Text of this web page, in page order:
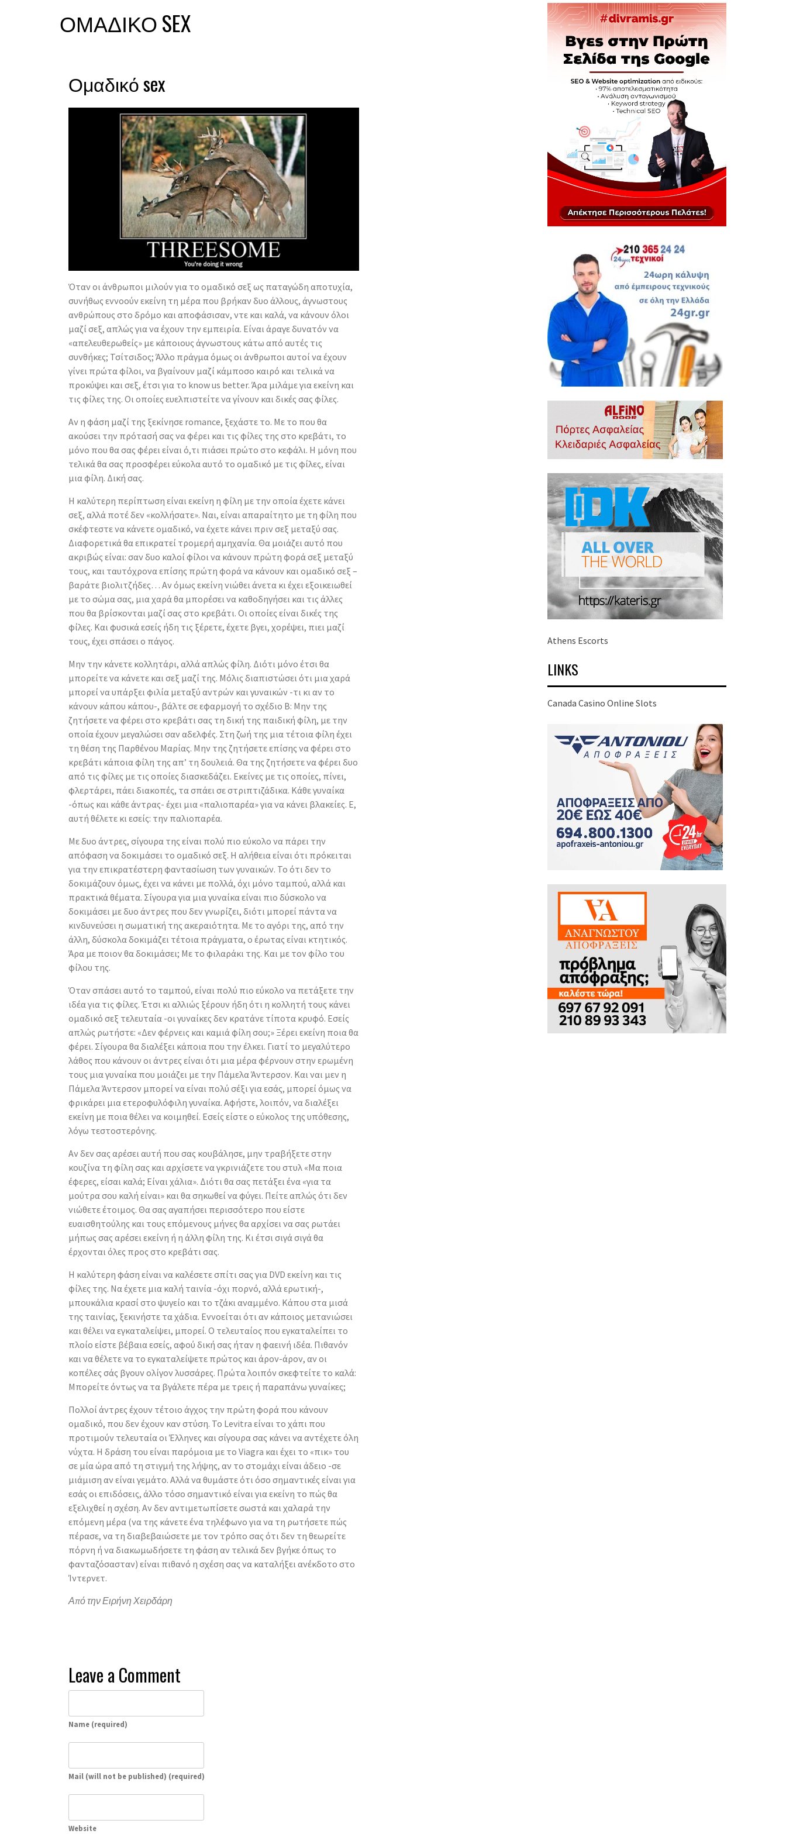
ΟΜΑΔΙΚΌ SEX
Ομαδικό sex
Όταν οι άνθρωποι μιλούν για το ομαδικό σεξ ως παταγώδη αποτυχία,
συνήθως εννοούν εκείνη τη μέρα που βρήκαν δυο άλλους, άγνωστους
ανθρώπους στο δρόμο και αποφάσισαν, ντε και καλά, να κάνουν όλοι
μαζί σεξ, απλώς για να έχουν την εμπειρία. Είναι άραγε δυνατόν να
«απελευθερωθείς» με κάποιους άγνωστους κάτω από αυτές τις
συνθήκες; Τσίτσιδος; Άλλο πράγμα όμως οι άνθρωποι αυτοί να έχουν
γίνει πρώτα φίλοι, να βγαίνουν μαζί κάμποσο καιρό και τελικά να
προκύψει και σεξ, έτσι για το know us better. Άρα μιλάμε για εκείνη και
τις φίλες της. Οι οποίες ευελπιστείτε να γίνουν και δικές σας φίλες.
Αν η φάση μαζί της ξεκίνησε romance, ξεχάστε το. Με το που θα
ακούσει την πρότασή σας να φέρει και τις φίλες της στο κρεβάτι, το
μόνο που θα σας φέρει είναι ό,τι πιάσει πρώτο στο κεφάλι. Η μόνη που
τελικά θα σας προσφέρει εύκολα αυτό το ομαδικό με τις φίλες, είναι
μια φίλη. Δική σας.
Η καλύτερη περίπτωση είναι εκείνη η φίλη με την οποία έχετε κάνει
σεξ, αλλά ποτέ δεν «κολλήσατε». Ναι, είναι απαραίτητο με τη φίλη που
σκέφτεστε να κάνετε ομαδικό, να έχετε κάνει πριν σεξ μεταξύ σας.
Διαφορετικά θα επικρατεί τρομερή αμηχανία. Θα μοιάζει αυτό που
ακριβώς είναι: σαν δυο καλοί φίλοι να κάνουν πρώτη φορά σεξ μεταξύ
τους, και ταυτόχρονα επίσης πρώτη φορά να κάνουν και ομαδικό σεξ –
βαράτε βιολιτζήδες… Αν όμως εκείνη νιώθει άνετα κι έχει εξοικειωθεί
με το σώμα σας, μια χαρά θα μπορέσει να καθοδηγήσει και τις άλλες
που θα βρίσκονται μαζί σας στο κρεβάτι. Οι οποίες είναι δικές της
φίλες. Και φυσικά εσείς ήδη τις ξέρετε, έχετε βγει, χορέψει, πιει μαζί
τους, έχει σπάσει ο πάγος.
Μην την κάνετε κολλητάρι, αλλά απλώς φίλη. Διότι μόνο έτσι θα
μπορείτε να κάνετε και σεξ μαζί της. Μόλις διαπιστώσει ότι μια χαρά
μπορεί να υπάρξει φιλία μεταξύ αντρών και γυναικών -τι κι αν το
κάνουν κάπου κάπου-, βάλτε σε εφαρμογή το σχέδιο Β: Μην της
ζητήσετε να φέρει στο κρεβάτι σας τη δική της παιδική φίλη, με την
οποία έχουν μεγαλώσει σαν αδελφές. Στη ζωή της μια τέτοια φίλη έχει
τη θέση της Παρθένου Μαρίας. Μην της ζητήσετε επίσης να φέρει στο
κρεβάτι κάποια φίλη της απ’ τη δουλειά. Θα της ζητήσετε να φέρει δυο
από τις φίλες με τις οποίες διασκεδάζει. Εκείνες με τις οποίες, πίνει,
φλερτάρει, πάει διακοπές, τα σπάει σε στριπτιζάδικα. Κάθε γυναίκα
-όπως και κάθε άντρας- έχει μια «παλιοπαρέα» για να κάνει βλακείες. Ε,
αυτή θέλετε κι εσείς: την παλιοπαρέα.
Με δυο άντρες, σίγουρα της είναι πολύ πιο εύκολο να πάρει την
απόφαση να δοκιμάσει το ομαδικό σεξ. Η αλήθεια είναι ότι πρόκειται
για την επικρατέστερη φαντασίωση των γυναικών. Το ότι δεν το
δοκιμάζουν όμως, έχει να κάνει με πολλά, όχι μόνο ταμπού, αλλά και
πρακτικά θέματα. Σίγουρα για μια γυναίκα είναι πιο δύσκολο να
δοκιμάσει με δυο άντρες που δεν γνωρίζει, διότι μπορεί πάντα να
κινδυνεύσει η σωματική της ακεραιότητα. Με το αγόρι της, από την
άλλη, δύσκολα δοκιμάζει τέτοια πράγματα, ο έρωτας είναι κτητικός.
Άρα με ποιον θα δοκιμάσει; Με το φιλαράκι της. Και με τον φίλο του
φίλου της.
Όταν σπάσει αυτό το ταμπού, είναι πολύ πιο εύκολο να πετάξετε την
ιδέα για τις φίλες. Έτσι κι αλλιώς ξέρουν ήδη ότι η κολλητή τους κάνει
ομαδικό σεξ τελευταία -οι γυναίκες δεν κρατάνε τίποτα κρυφό. Εσείς
απλώς ρωτήστε: «Δεν φέρνεις και καμιά φίλη σου;» Ξέρει εκείνη ποια θα
φέρει. Σίγουρα θα διαλέξει κάποια που την έλκει. Γιατί το μεγαλύτερο
λάθος που κάνουν οι άντρες είναι ότι μια μέρα φέρνουν στην ερωμένη
τους μια γυναίκα που μοιάζει με την Πάμελα Άντερσον. Και ναι μεν η
Πάμελα Άντερσον μπορεί να είναι πολύ σέξι για εσάς, μπορεί όμως να
φρικάρει μια ετεροφυλόφιλη γυναίκα. Αφήστε, λοιπόν, να διαλέξει
εκείνη με ποια θέλει να κοιμηθεί. Εσείς είστε ο εύκολος της υπόθεσης,
λόγω τεστοστερόνης.
Αν δεν σας αρέσει αυτή που σας κουβάλησε, μην τραβήξετε στην
κουζίνα τη φίλη σας και αρχίσετε να γκρινιάζετε του στυλ «Μα ποια
έφερες, είσαι καλά; Είναι χάλια». Διότι θα σας πετάξει ένα «για τα
μούτρα σου καλή είναι» και θα σηκωθεί να φύγει. Πείτε απλώς ότι δεν
νιώθετε έτοιμος. Θα σας αγαπήσει περισσότερο που είστε
ευαισθητούλης και τους επόμενους μήνες θα αρχίσει να σας ρωτάει
μήπως σας αρέσει εκείνη ή η άλλη φίλη της. Κι έτσι σιγά σιγά θα
έρχονται όλες προς στο κρεβάτι σας.
Η καλύτερη φάση είναι να καλέσετε σπίτι σας για DVD εκείνη και τις
φίλες της. Να έχετε μια καλή ταινία -όχι πορνό, αλλά ερωτική-,
μπουκάλια κρασί στο ψυγείο και το τζάκι αναμμένο. Κάπου στα μισά
της ταινίας, ξεκινήστε τα χάδια. Εννοείται ότι αν κάποιος μετανιώσει
και θέλει να εγκαταλείψει, μπορεί. Ο τελευταίος που εγκαταλείπει το
πλοίο είστε βέβαια εσείς, αφού δική σας ήταν η φαεινή ιδέα. Πιθανόν
και να θέλετε να το εγκαταλείψετε πρώτος και άρον-άρον, αν οι
κοπέλες σάς βγουν ολίγον λυσσάρες. Πρώτα λοιπόν σκεφτείτε το καλά:
Μπορείτε όντως να τα βγάλετε πέρα με τρεις ή παραπάνω γυναίκες;
Πολλοί άντρες έχουν τέτοιο άγχος την πρώτη φορά που κάνουν
ομαδικό, που δεν έχουν καν στύση. Το Levitra είναι το χάπι που
προτιμούν τελευταία οι Έλληνες και σίγουρα σας κάνει να αντέχετε όλη
νύχτα. Η δράση του είναι παρόμοια με το Viagra και έχει το «πικ» του
σε μία ώρα από τη στιγμή της λήψης, αν το στομάχι είναι άδειο -σε
μιάμιση αν είναι γεμάτο. Αλλά να θυμάστε ότι όσο σημαντικές είναι για
εσάς οι επιδόσεις, άλλο τόσο σημαντικό είναι για εκείνη το πώς θα
εξελιχθεί η σχέση. Αν δεν αντιμετωπίσετε σωστά και χαλαρά την
επόμενη μέρα (να της κάνετε ένα τηλέφωνο για να τη ρωτήσετε πώς
πέρασε, να τη διαβεβαιώσετε με τον τρόπο σας ότι δεν τη θεωρείτε
πόρνη ή να διακωμωδήσετε τη φάση αν τελικά δεν βγήκε όπως το
φανταζόσασταν) είναι πιθανό η σχέση σας να καταλήξει ανέκδοτο στο
Ίντερνετ.
Από την Ειρήνη Χειρδάρη
Leave a Comment
Name (required)
Mail (will not be published) (required)
Website
Athens Escorts
LINKS
Canada Casino Online Slots